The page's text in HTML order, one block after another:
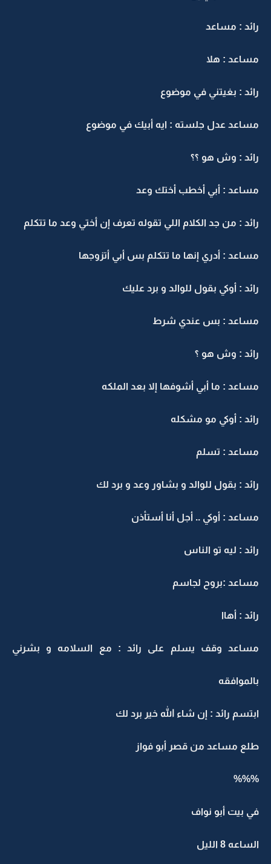
رائد : مساعد
مساعد : هلا
رائد : بغيتني في موضوع
مساعد عدل جلسته : ايه أبيك في موضوع
رائد : وش هو ؟؟
مساعد : أبي أخطب أختك وعد
رائد : من جد الكلام اللي تقوله تعرف إن أختي وعد ما تتكلم
مساعد : أدري إنها ما تتكلم بس أبي أتزوجها
رائد : أوكي بقول للوالد و برد عليك
مساعد : بس عندي شرط
رائد : وش هو ؟
مساعد : ما أبي أشوفها إلا بعد الملكه
رائد : أوكي مو مشكله
مساعد : تسلم
رائد : بقول للوالد و بشاور وعد و برد لك
مساعد : أوكي .. أجل أنا أستأذن
رائد : ليه تو الناس
مساعد :بروح لجاسم
رائد : أهاا
مساعد وقف يسلم على رائد : مع السلامه و بشرني
بالموافقه
ابتسم رائد : إن شاء الله خير برد لك
طلع مساعد من قصر أبو فواز
%%%
في بيت أبو نواف
الساعه 8 الليل